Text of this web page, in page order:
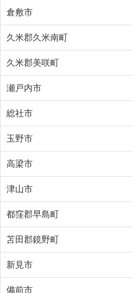
倉敷市
久米郡久米南町
久米郡美咲町
瀬戸内市
総社市
玉野市
高梁市
津山市
都窪郡早島町
苫田郡鏡野町
新見市
備前市